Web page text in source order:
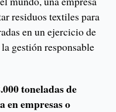
residuos textiles para
en un ejercicio de
gestión responsable
toneladas de
en empresas o